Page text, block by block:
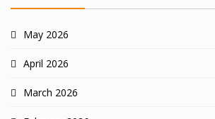
May 2026
April 2026
March 2026